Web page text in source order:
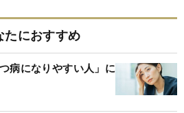
たにおすすめ
病になりやすい人」に